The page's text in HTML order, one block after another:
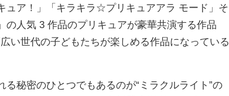
ア！」「キラキラ☆プリキュアアラ モード」そ
の人気 3 作品のプリキュアが豪華共演する作品
い世代の子どもたちが楽しめる作品になっている
秘密のひとつでもあるのが“ミラクルライト”の